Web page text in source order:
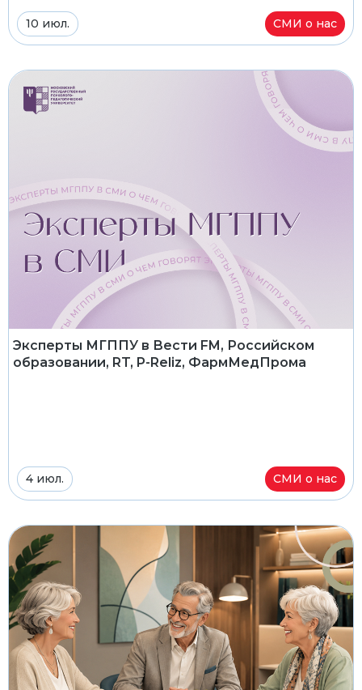
10 июл. СМИ о нас
Эксперты МГППУ в Вести FM, Российском
образовании, RT, P-Reliz, ФармМедПрома
4 июл. СМИ о нас